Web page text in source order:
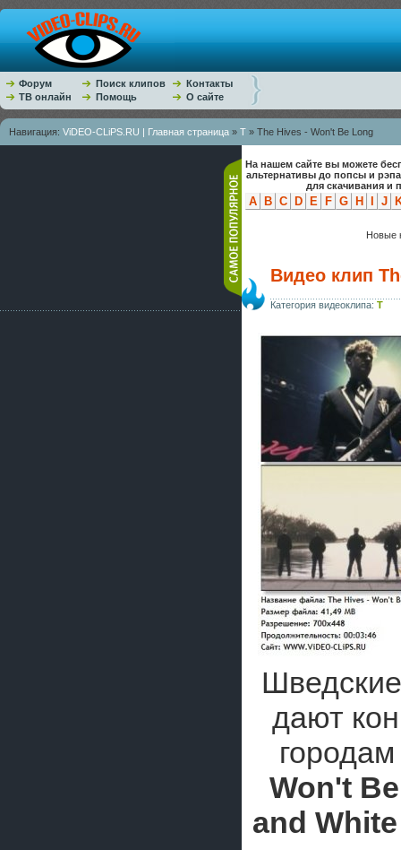
Форум Поиск клипов
Контакты
ТВ онлайн
Помощь О сайте
Навигация: ViDEO-CLiPS.RU | Главная страница » T » The Hives - Won't Be Long
На нашем сайте вы можете
альтернативы до попсы и
для скачивания и
A B C D E F G H J
Новые
Видео клип
Категория видеоклипа: T
дают
Won't
and